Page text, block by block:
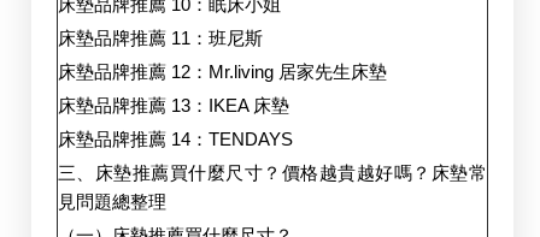
床墊品牌推薦 10：眠床小姐
床墊品牌推薦 11：班尼斯
床墊品牌推薦 12：Mr.living 居家先生床墊
床墊品牌推薦 13：IKEA 床墊
床墊品牌推薦 14：TENDAYS
三、床墊推薦買什麼尺寸？價格越貴越好嗎？床墊常
見問題總整理